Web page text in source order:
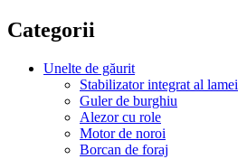
Categorii
Unelte de găurit
Stabilizator integrat al lamei
Guler de burghiu
Alezor cu role
Motor de noroi
Borcan de foraj